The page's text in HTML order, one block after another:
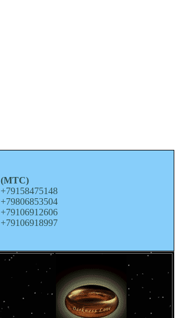
(МТС)
+79158475148
+79806853504
+79106912606
+79106918997